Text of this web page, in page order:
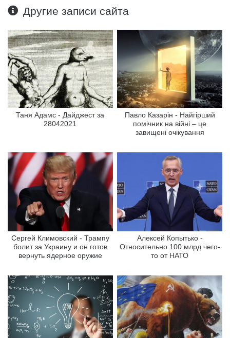
Другие записи сайта
Таня Адамс - Дайджест за
28042021
Павло Казарін - Найгірший
помічник на війні – це
завищені очікування
Сергей Климовский - Трампу
болит за Украину и он готов
вернуть ядерное оружие
Алексей Копытько -
Относительно 100 млрд чего-
то от НАТО